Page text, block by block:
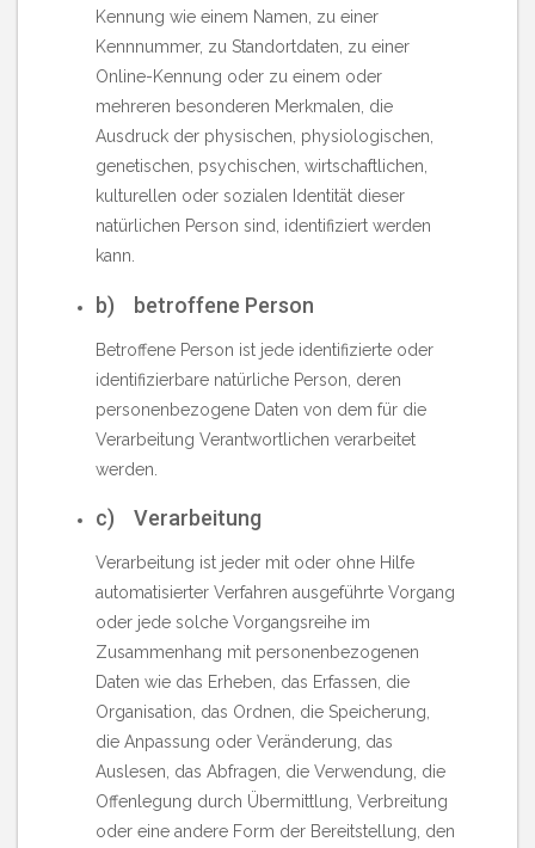
Kennung wie einem Namen, zu einer
Kennnummer, zu Standortdaten, zu einer
Online-Kennung oder zu einem oder
mehreren besonderen Merkmalen, die
Ausdruck der physischen, physiologischen,
genetischen, psychischen, wirtschaftlichen,
kulturellen oder sozialen Identität dieser
natürlichen Person sind, identifiziert werden
kann.
b) betroffene Person
Betroffene Person ist jede identifizierte oder
identifizierbare natürliche Person, deren
personenbezogene Daten von dem für die
Verarbeitung Verantwortlichen verarbeitet
werden.
c) Verarbeitung
Verarbeitung ist jeder mit oder ohne Hilfe
automatisierter Verfahren ausgeführte Vorgang
oder jede solche Vorgangsreihe im
Zusammenhang mit personenbezogenen
Daten wie das Erheben, das Erfassen, die
Organisation, das Ordnen, die Speicherung,
die Anpassung oder Veränderung, das
Auslesen, das Abfragen, die Verwendung, die
Offenlegung durch Übermittlung, Verbreitung
oder eine andere Form der Bereitstellung, den